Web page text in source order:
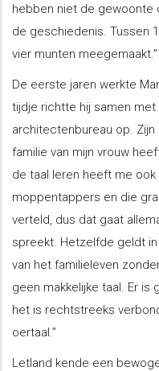
hebben niet de gewoonte
de geschiedenis. Tussen
vier munten meegemaakt.”
De eerste jaren werkte
tijdje richtte hij samen met
architectenbureau op. Zijn
familie van mijn vrouw
de taal leren heeft me
moppentappers en die
verteld, dus dat gaat
spreekt. Hetzelfde geldt
van het familieleven
geen makkelijke taal. Er
het is rechtstreeks
oertaal.”
Letland kende een